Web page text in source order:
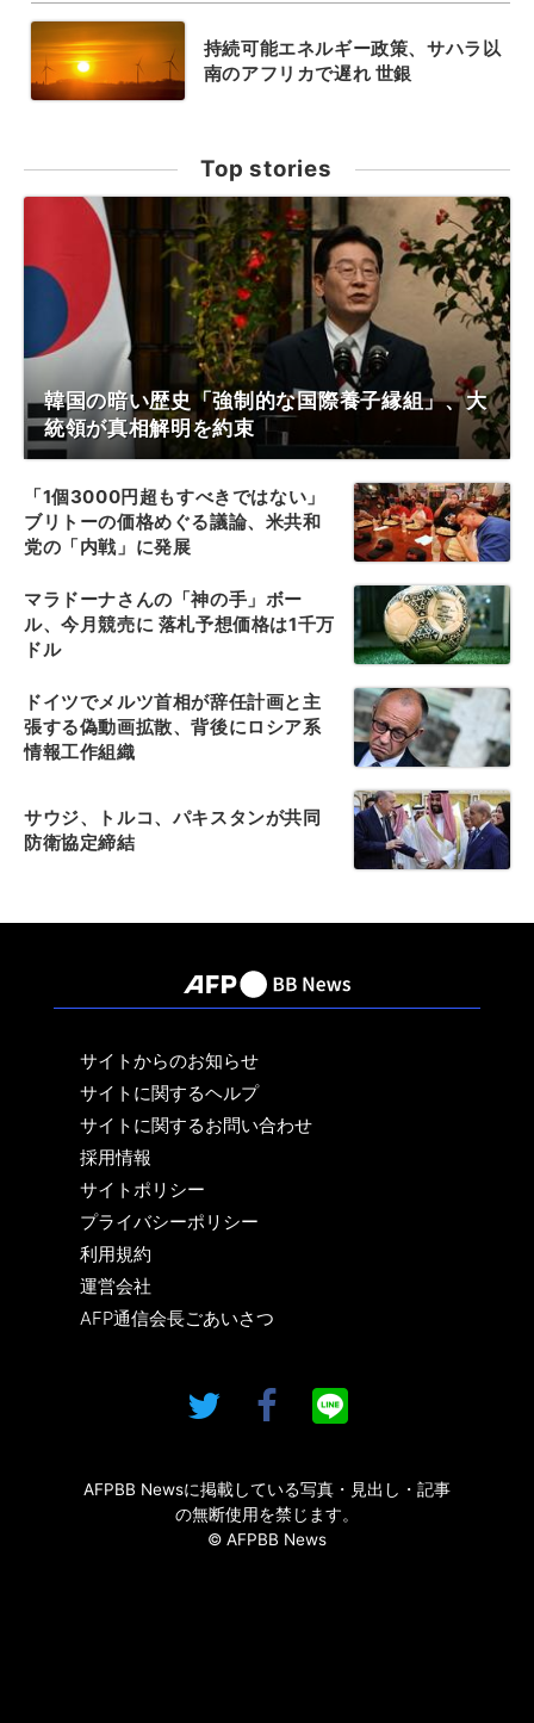
持続可能エネルギー政策、サハラ以
南のアフリカで遅れ 世銀
Top stories
韓国の暗い歴史「強制的な国際養子縁組」、大
統領が真相解明を約束
「1個3000円超もすべきではない」
ブリトーの価格めぐる議論、米共和
党の「内戦」に発展
マラドーナさんの「神の手」ボー
ル、今月競売に 落札予想価格は1千万
ドル
ドイツでメルツ首相が辞任計画と主
張する偽動画拡散、背後にロシア系
情報工作組織
サウジ、トルコ、パキスタンが共同
防衛協定締結
サイトからのお知らせ
サイトに関するヘルプ
サイトに関するお問い合わせ
採用情報
サイトポリシー
プライバシーポリシー
利用規約
運営会社
AFP通信会長ごあいさつ
AFPBB Newsに掲載している写真・見出し・記事
の無断使用を禁じます。
© AFPBB News